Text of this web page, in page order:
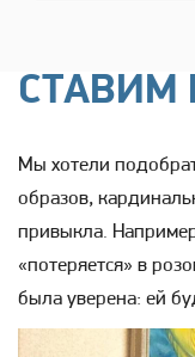
СТАВИМ
Мы хотели
образов,
привыкла.
«потеряется» в
была уверена: ей